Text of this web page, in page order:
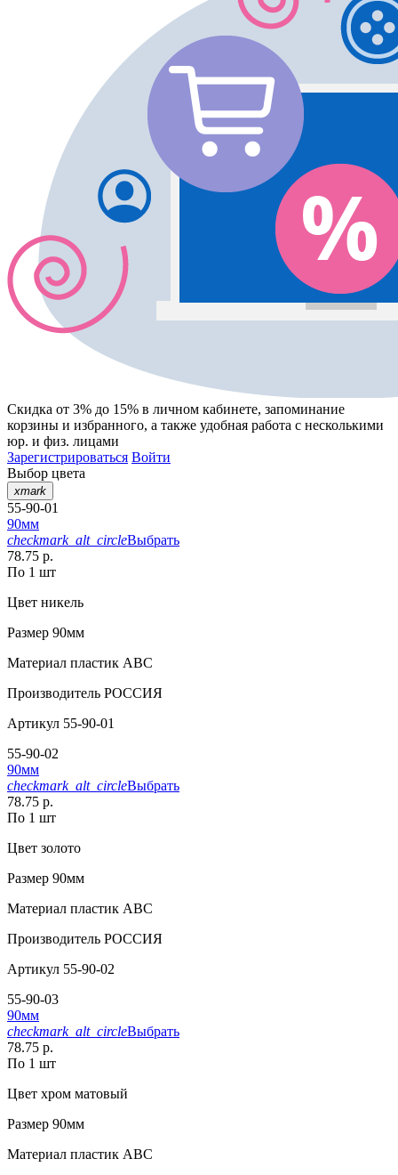
Скидка от 3% до 15% в личном кабинете, запоминание
корзины и избранного, а также удобная работа с несколькими
юр. и физ. лицами
Зарегистрироваться Войти
Выбор цвета
xmark
55-90-01
90мм
checkmark_alt_circleВыбрать
78.75 р.
По 1 шт
Цвет никель
Размер 90мм
Материал пластик АВС
Производитель РОССИЯ
Артикул 55-90-01
55-90-02
90мм
checkmark_alt_circleВыбрать
78.75 р.
По 1 шт
Цвет золото
Размер 90мм
Материал пластик АВС
Производитель РОССИЯ
Артикул 55-90-02
55-90-03
90мм
checkmark_alt_circleВыбрать
78.75 р.
По 1 шт
Цвет хром матовый
Размер 90мм
Материал пластик АВС